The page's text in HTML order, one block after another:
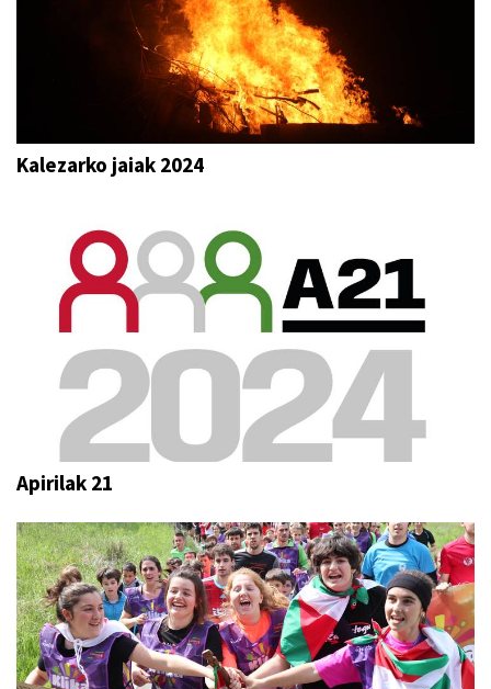
Kalezarko jaiak 2024
Apirilak 21